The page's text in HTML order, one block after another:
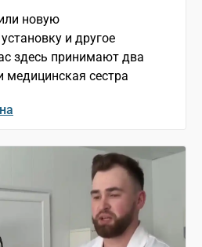
новую
и другое
здесь принимают два
медицинская сестра